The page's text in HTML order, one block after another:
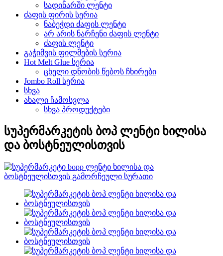
სადინარში ლენტი
ძაფის ფირის სერია
ნაბეჭდი ძაფის ლენტი
არ არის ნარჩენი ძაფის ლენტი
ძაფის ლენტი
გაჭიმვის ფილმების სერია
Hot Melt Glue სერია
ცხელი დნობის წებოს ჩხირები
Jombo Roll სერია
სხვა
ახალი ჩამოსვლა
სხვა პროდუქტები
სუპერმარკეტის ბოპ ლენტი ხილისა
და ბოსტნეულისთვის